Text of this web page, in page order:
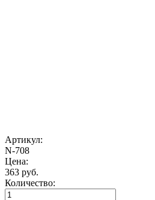
Артикул:
N-708
Цена:
363 руб.
Количество: